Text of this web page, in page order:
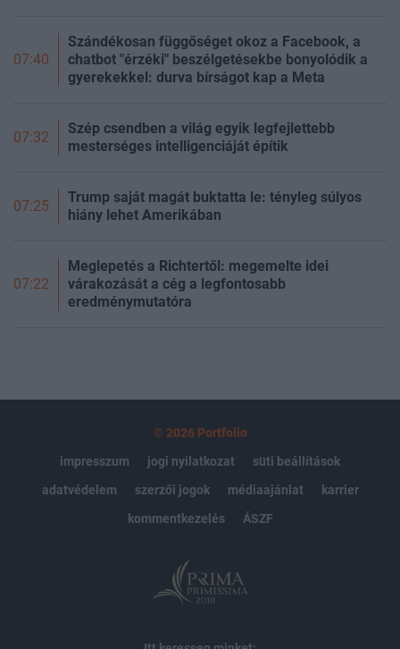
07:40
Szándékosan függőséget okoz a Facebook, a
chatbot "érzéki" beszélgetésekbe bonyolódik a
gyerekekkel: durva bírságot kap a Meta
07:32
Szép csendben a világ egyik legfejlettebb
mesterséges intelligenciáját építik
07:25
Trump saját magát buktatta le: tényleg súlyos
hiány lehet Amerikában
07:22
Meglepetés a Richtertől: megemelte idei
várakozását a cég a legfontosabb
eredménymutatóra
© 2026 Portfolio
impresszum
jogi nyilatkozat
süti beállítások
adatvédelem
szerzői jogok médiaajánlat
karrier
kommentkezelés
ÁSZF